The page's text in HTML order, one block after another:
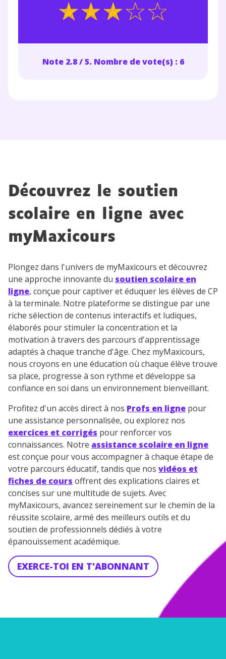
Note 2.8 / 5. Nombre de vote(s) : 6
Découvrez le soutien
scolaire en ligne avec
myMaxicours
Plongez dans l'univers de myMaxicours et découvrez
une approche innovante du soutien scolaire en
ligne, conçue pour captiver et éduquer les élèves de CP
à la terminale. Notre plateforme se distingue par une
riche sélection de contenus interactifs et ludiques,
élaborés pour stimuler la concentration et la
motivation à travers des parcours d'apprentissage
adaptés à chaque tranche d'âge. Chez myMaxicours,
nous croyons en une éducation où chaque élève trouve
sa place, progresse à son rythme et développe sa
confiance en soi dans un environnement bienveillant.
Profitez d'un accès direct à nos Profs en ligne pour
une assistance personnalisée, ou explorez nos
exercices et corrigés pour renforcer vos
connaissances. Notre assistance scolaire en ligne
est conçue pour vous accompagner à chaque étape de
votre parcours éducatif, tandis que nos vidéos et
fiches de cours offrent des explications claires et
concises sur une multitude de sujets. Avec
myMaxicours, avancez sereinement sur le chemin de la
réussite scolaire, armé des meilleurs outils et du
soutien de professionnels dédiés à votre
épanouissement académique.
EXERCE-TOI EN T'ABONNANT